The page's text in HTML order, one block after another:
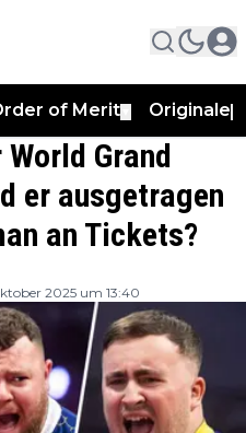
of Merit Originale
Grand
er ausgetragen
an Tickets?
2025 um 13:40